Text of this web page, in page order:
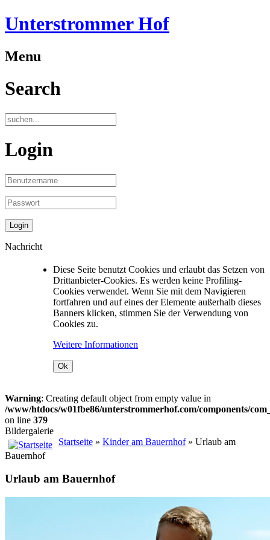
Unterstrommer Hof
Menu
Search
Login
Nachricht
Diese Seite benutzt Cookies und erlaubt das Setzen von
Drittanbieter-Cookies. Es werden keine Profiling-
Cookies verwendet. Wenn Sie mit dem Navigieren
fortfahren und auf eines der Elemente außerhalb dieses
Banners klicken, stimmen Sie der Verwendung von
Cookies zu.
Weitere Informationen
Ok
Warning: Creating default object from empty value in
/www/htdocs/w01fbe86/unterstrommerhof.com/components/
on line 379
Bildergalerie
Startseite » Kinder am Bauernhof» Urlaub am
Bauernhof
Urlaub am Bauernhof